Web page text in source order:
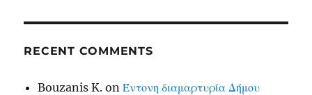
RECENT COMMENTS
Bouzanis K. onΈντονη διαμαρτυρία Δήμου